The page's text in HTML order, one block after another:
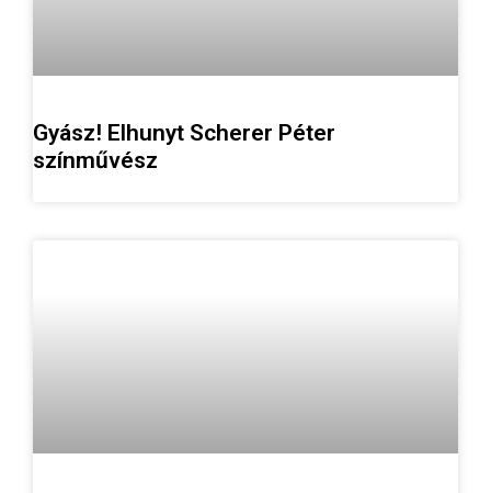
Gyász! Elhunyt Scherer Péter
színművész